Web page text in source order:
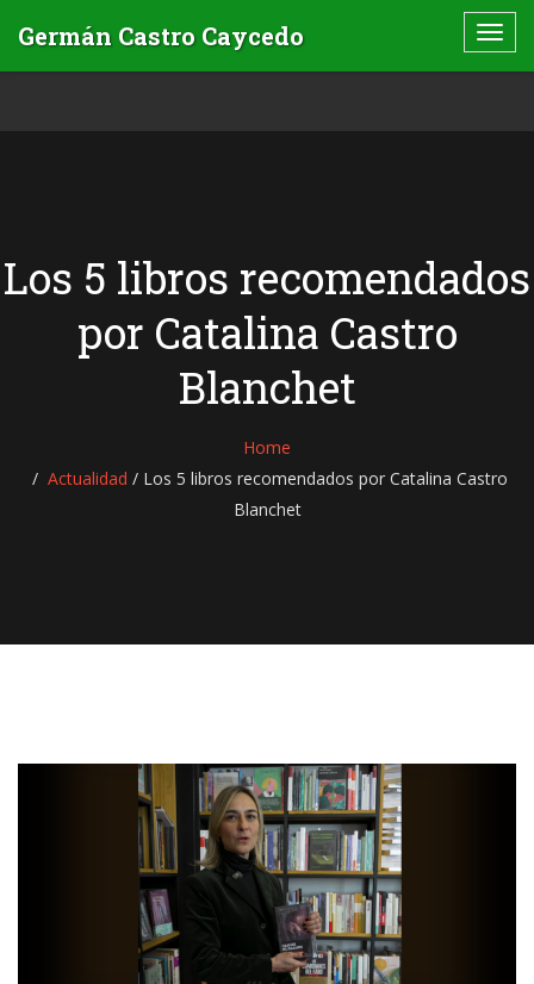
Los 5 libros recomendados
por Catalina Castro
Blanchet
Home
Actualidad / Los 5 libros recomendados por Catalina Castro
Blanchet